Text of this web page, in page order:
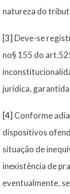
natureza do
[3] Deve-se
no§ 155 do
jurídica,
[4] Conforme
dispositivos
situação de
inexistência de
eventualmente,